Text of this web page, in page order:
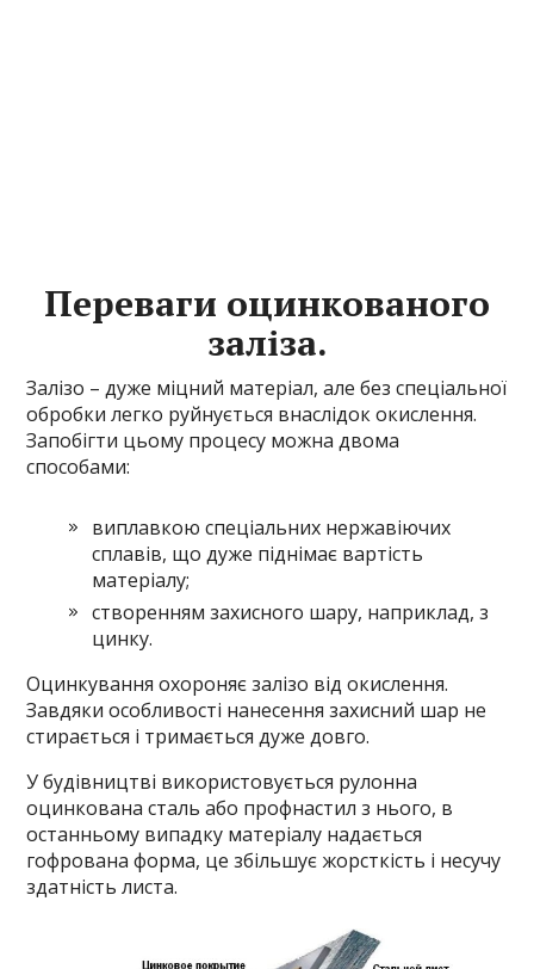
Переваги оцинкованого
заліза.
Залізо – дуже міцний матеріал, але без спеціальної
обробки легко руйнується внаслідок окислення.
Запобігти цьому процесу можна двома
способами:
виплавкою спеціальних нержавіючих
сплавів, що дуже піднімає вартість
матеріалу;
створенням захисного шару, наприклад, з
цинку.
Оцинкування охороняє залізо від окислення.
Завдяки особливості нанесення захисний шар не
стирається і тримається дуже довго.
У будівництві використовується рулонна
оцинкована сталь або профнастил з нього, в
останньому випадку матеріалу надається
гофрована форма, це збільшує жорсткість і несучу
здатність листа.